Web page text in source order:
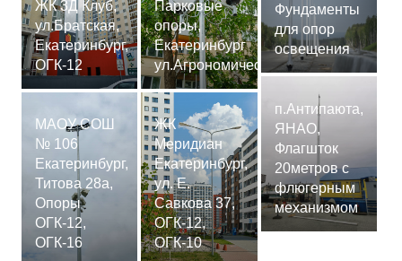
ЖК 3Д Клуб,
ул.Братская,
Екатеринбург,
ОГК-12
МАОУ СОШ
№ 106
Екатеринбург,
Титова 28а,
Опоры
ОГК-12,
ОГК-16
Парковые
опоры,
Екатеринбург
ул.Агрономическая
ЖК
Меридиан
Екатеринбург,
ул. Е.
Савкова 37,
ОГК-12,
ОГК-10
Сваи
СМ-7,75м,
Фундаменты
для опор
освещения
п.Антипаюта,
ЯНАО,
Флагшток
20метров с
флюгерным
механизмом